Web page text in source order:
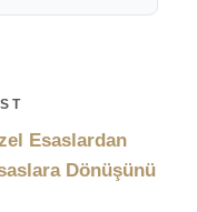
Esaslardan
Dönüşünü